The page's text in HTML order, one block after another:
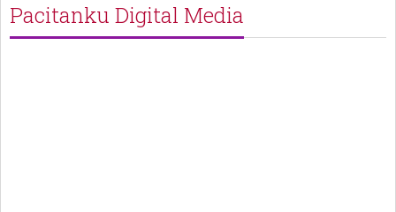
Pacitanku Digital Media